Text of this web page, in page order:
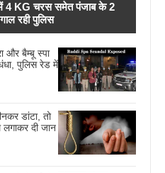
4 KG चरस समेत पंजाब के 2
रही पुलिस
और बैम्बू स्पा
पुलिस रेड में
डांटा, तो
दी जान